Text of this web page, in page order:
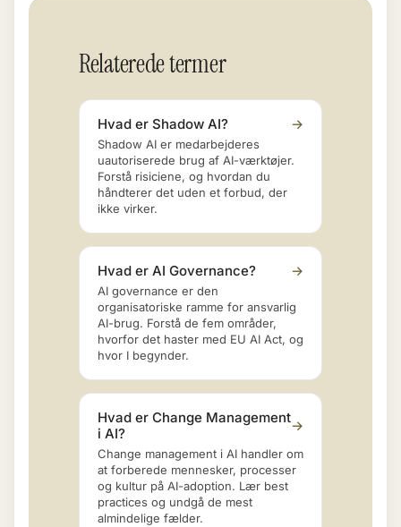
Relaterede termer
Hvad er Shadow AI? →
Shadow AI er medarbejderes
uautoriserede brug af AI-værktøjer.
Forstå risiciene, og hvordan du
håndterer det uden et forbud, der
ikke virker.
Hvad er AI Governance? →
AI governance er den
organisatoriske ramme for ansvarlig
AI-brug. Forstå de fem områder,
hvorfor det haster med EU AI Act, og
hvor I begynder.
Hvad er Change Management
i AI?
→
Change management i AI handler om
at forberede mennesker, processer
og kultur på AI-adoption. Lær best
practices og undgå de mest
almindelige fælder.